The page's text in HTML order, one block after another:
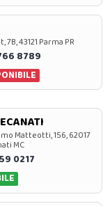
7B, 43121 Parma PR
8789
Matteotti, 156, 62017
MC
0217